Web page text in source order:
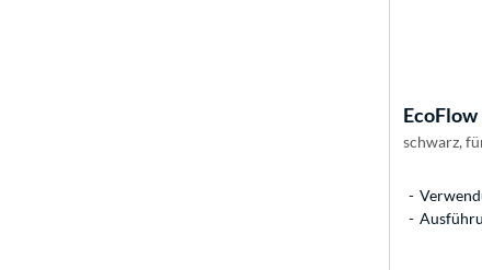
EcoFlow
schwarz,